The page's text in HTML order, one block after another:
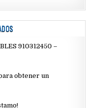
910312450 –
obtener un